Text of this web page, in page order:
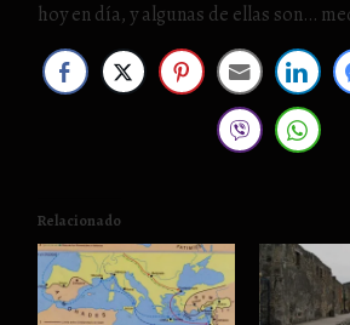
hoy en día, y algunas de ellas son…
Relacionado